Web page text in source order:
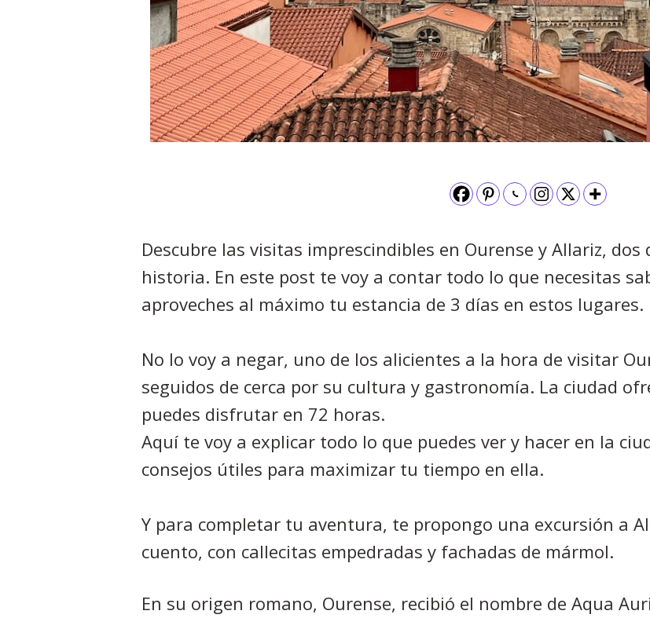
Descubre las visitas imprescindibles en Ourense y Allariz,
historia. En este post te voy a contar todo lo que necesitas
aproveches al máximo tu estancia de 3 días en estos lugares.
No lo voy a negar, uno de los alicientes a la hora de visitar
seguidos de cerca por su cultura y gastronomía. La ciudad
puedes disfrutar en 72 horas.
Aquí te voy a explicar todo lo que puedes ver y hacer en la
consejos útiles para maximizar tu tiempo en ella.
Y para completar tu aventura, te propongo una excursión a
cuento, con callecitas empedradas y fachadas de mármol.
En su origen romano, Ourense, recibió el nombre de Aqua